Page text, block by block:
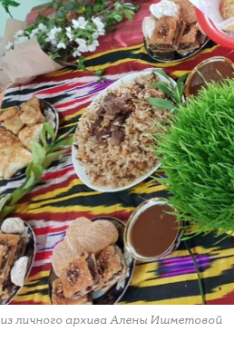
из личного архива Алены Ишметовой